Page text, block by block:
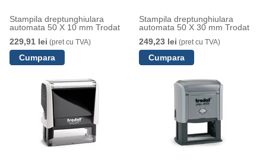
Stampila dreptunghiulara
automata 50 X 10 mm Trodat
229,91 lei (pret cu TVA)
Stampila dreptunghiulara
automata 50 X 30 mm Trodat
249,23 lei (pret cu TVA)